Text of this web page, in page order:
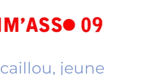
principal
jeune